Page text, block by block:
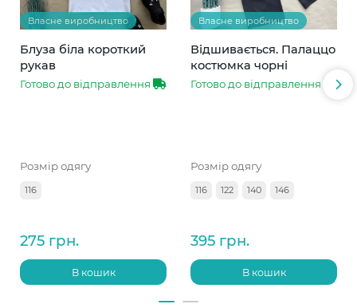
Власне виробництво
Блуза біла короткий
рукав
Готово до відправлення
Розмір одягу
116
275 грн.
В кошик
Власне виробництво
Відшивається. Палаццо
костюмка чорні
Готово до відправлення
Розмір одягу
116 122 140 146
395 грн.
В кошик